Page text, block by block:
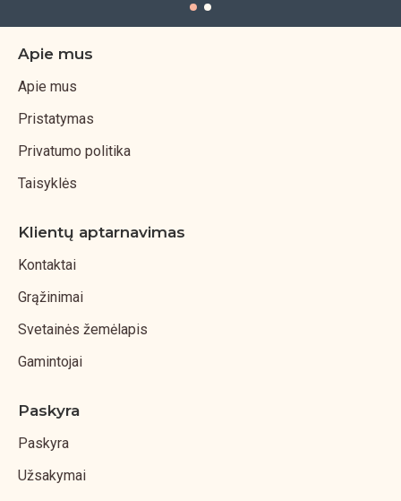
Apie mus
Apie mus
Pristatymas
Privatumo politika
Taisyklės
Klientų aptarnavimas
Kontaktai
Grąžinimai
Svetainės žemėlapis
Gamintojai
Paskyra
Paskyra
Užsakymai